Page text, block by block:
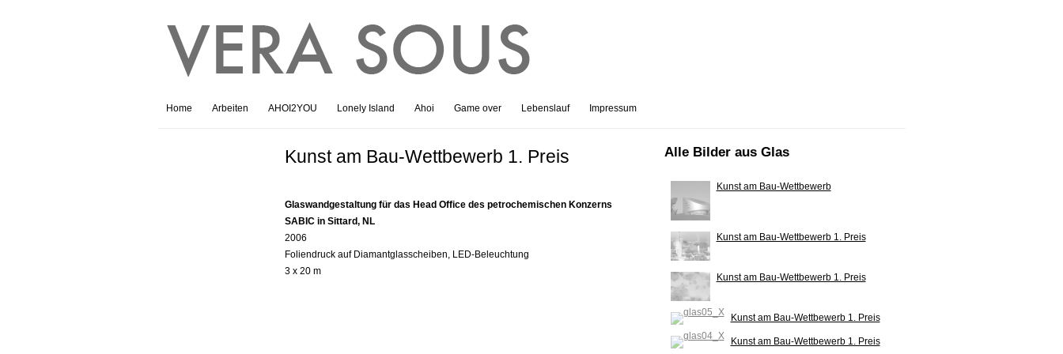
Home Arbeiten AHOI2YOU Lonely Island Ahoi Game over Lebenslauf Impressum
Alle Bilder aus Glas
Kunst am Bau-Wettbewerb
Kunst am Bau-Wettbewerb 1. Preis
Kunst am Bau-Wettbewerb 1. Preis
Kunst am Bau-Wettbewerb 1. Preis
Kunst am Bau-Wettbewerb 1. Preis
Kunst am Bau-Wettbewerb 1. Preis
Glaswandgestaltung für das Head Office des petrochemischen Konzerns
SABIC in Sittard, NL
2006
Foliendruck auf Diamantglasscheiben, LED-Beleuchtung
3 x 20 m